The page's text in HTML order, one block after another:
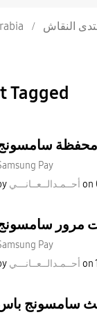
النقاش
Tagged
محفظة
Pay
أحــمـدالــعــانـــي on
مرور
Pay
أحــمـدالــعــانـــي on
سامسونج